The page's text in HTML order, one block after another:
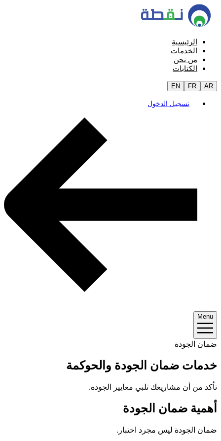
الرئيسية
الخدمات
من نحن
الكتابات
EN FR AR
تسجيل الدخول
Menu
ضمان الجودة
خدمات ضمان الجودة والحوكمة
تأكد من أن مشاريعك تلبي معايير الجودة.
أهمية ضمان الجودة
ضمان الجودة ليس مجرد اختبار.